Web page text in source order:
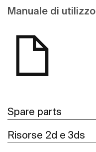
Manuale di utilizzo
Spare parts
Risorse 2d e 3ds